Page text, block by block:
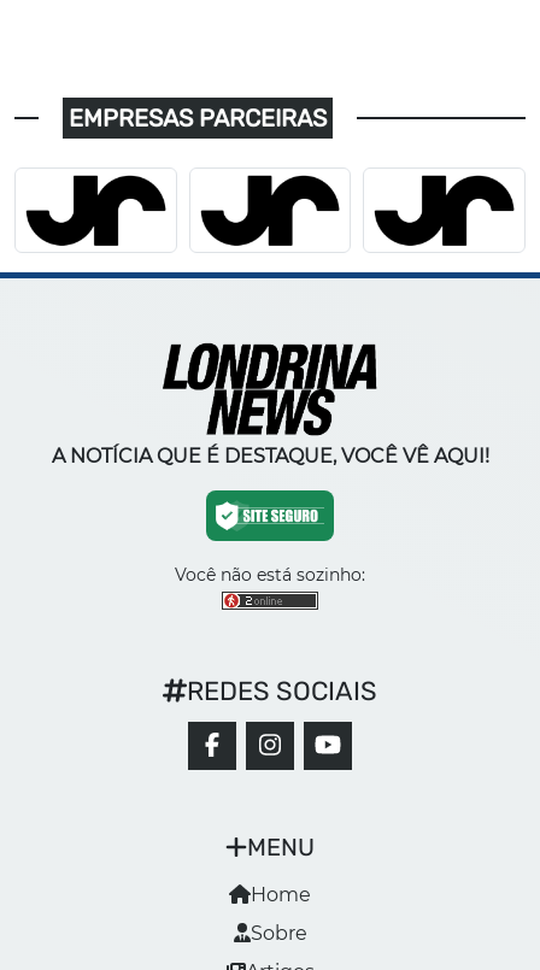
EMPRESAS PARCEIRAS
A NOTÍCIA QUE É DESTAQUE, VOCÊ VÊ AQUI!
Você não está sozinho:
MENU
Home
Sobre
REDES SOCIAIS